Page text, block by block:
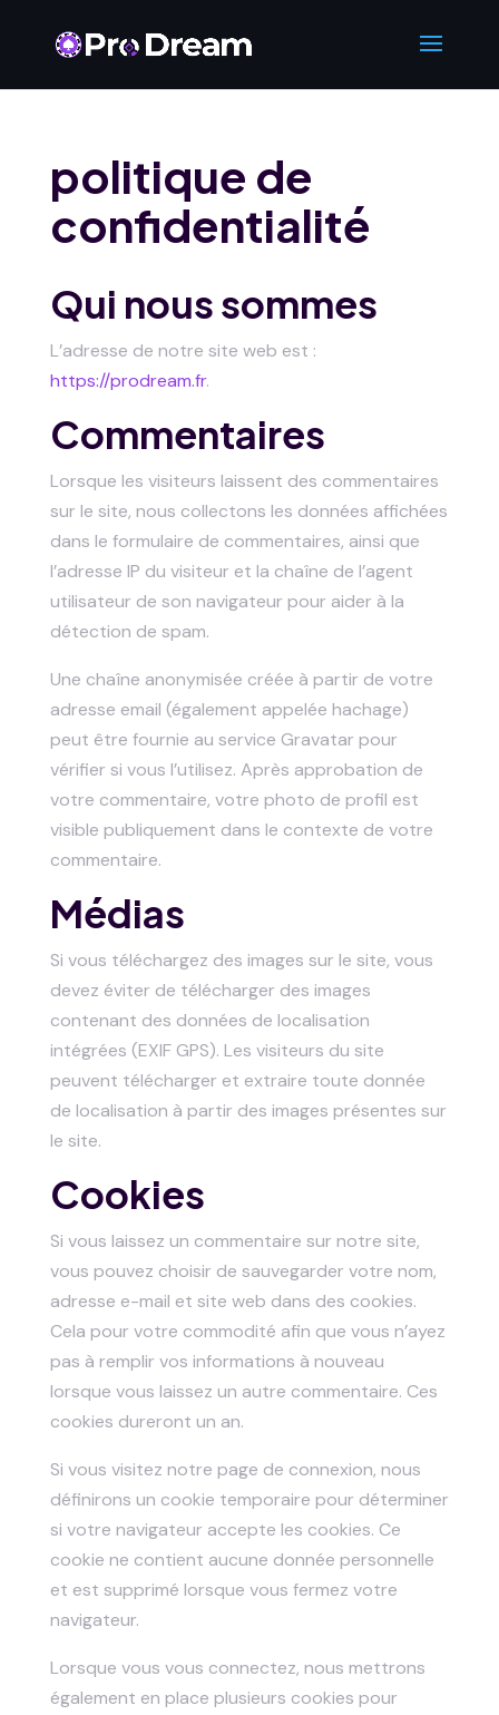
politique de
confidentialité
Qui nous sommes
L’adresse de notre site web est :
https://prodream.fr.
Commentaires
Lorsque les visiteurs laissent des commentaires
sur le site, nous collectons les données affichées
dans le formulaire de commentaires, ainsi que
l’adresse IP du visiteur et la chaîne de l’agent
utilisateur de son navigateur pour aider à la
détection de spam.
Une chaîne anonymisée créée à partir de votre
adresse email (également appelée hachage)
peut être fournie au service Gravatar pour
vérifier si vous l’utilisez. Après approbation de
votre commentaire, votre photo de profil est
visible publiquement dans le contexte de votre
commentaire.
Médias
Si vous téléchargez des images sur le site, vous
devez éviter de télécharger des images
contenant des données de localisation
intégrées (EXIF GPS). Les visiteurs du site
peuvent télécharger et extraire toute donnée
de localisation à partir des images présentes sur
le site.
Cookies
Si vous laissez un commentaire sur notre site,
vous pouvez choisir de sauvegarder votre nom,
adresse e-mail et site web dans des cookies.
Cela pour votre commodité afin que vous n’ayez
pas à remplir vos informations à nouveau
lorsque vous laissez un autre commentaire. Ces
cookies dureront un an.
Si vous visitez notre page de connexion, nous
définirons un cookie temporaire pour déterminer
si votre navigateur accepte les cookies. Ce
cookie ne contient aucune donnée personnelle
et est supprimé lorsque vous fermez votre
navigateur.
Lorsque vous vous connectez, nous mettrons
également en place plusieurs cookies pour